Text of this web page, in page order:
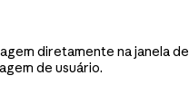
diretamente na janela
de usuário.